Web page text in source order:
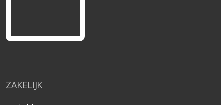
Kwaliteitsgarantie